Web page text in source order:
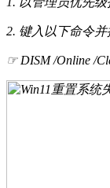
2. 键入以下命令并
☞ DISM /Online /